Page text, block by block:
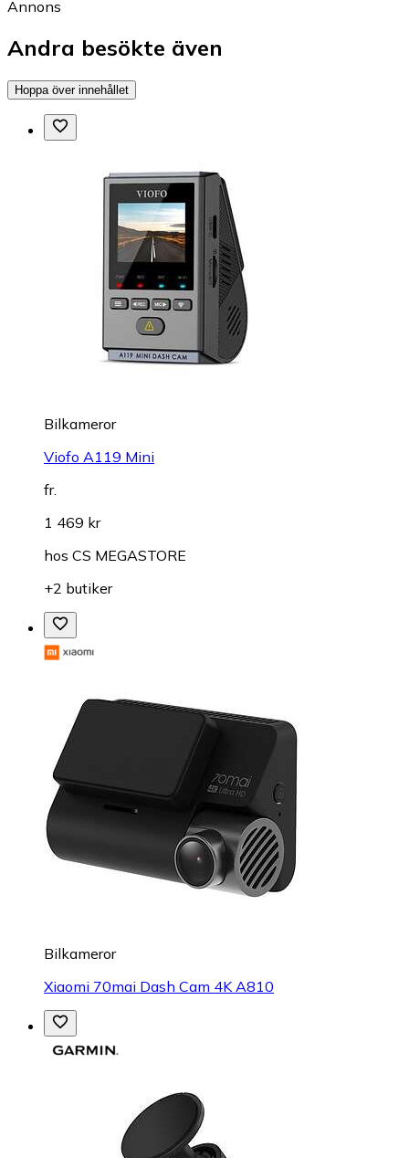
Annons
Andra besökte även
Hoppa över innehållet
Bilkameror
Viofo A119 Mini
fr.
1 469 kr
hos CS MEGASTORE
+2 butiker
Bilkameror
Xiaomi 70mai Dash Cam 4K A810